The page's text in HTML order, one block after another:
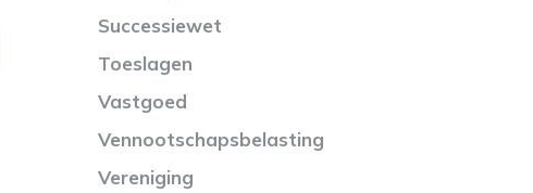
Successiewet
Toeslagen
Vastgoed
Vennootschapsbelasting
Vereniging